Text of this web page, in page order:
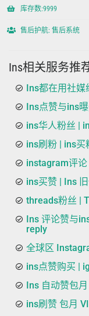
库存数:9999
售后护航: 售后系统
Ins相关服务推
Ins都在用社媒
Ins点赞与ins
ins华人粉丝 |
ins刷粉 | ins买
instagram评
ins买赞 | Ins
threads粉丝 |
Ins 评论赞与
reply
全球区
ins点赞购买 |
Ins 自动赞包
ins刷赞 包月